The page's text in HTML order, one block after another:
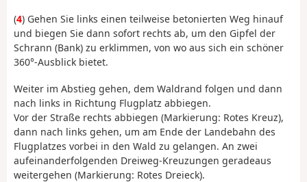
(4) Gehen Sie links einen teilweise betonierten Weg hinauf
und biegen Sie dann sofort rechts ab, um den Gipfel der
Schrann (Bank) zu erklimmen, von wo aus sich ein schöner
360°-Ausblick bietet.
Weiter im Abstieg gehen, dem Waldrand folgen und dann
nach links in Richtung Flugplatz abbiegen.
Vor der Straße rechts abbiegen (Markierung: Rotes Kreuz),
dann nach links gehen, um am Ende der Landebahn des
Flugplatzes vorbei in den Wald zu gelangen. An zwei
aufeinanderfolgenden Dreiweg-Kreuzungen geradeaus
weitergehen (Markierung: Rotes Dreieck).